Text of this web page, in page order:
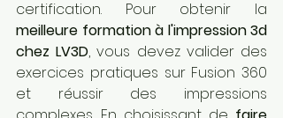
meilleure formation à l'impression 3d
chez LV3D, vous devez valider des
exercices pratiques sur Fusion 360
et réussir des impressions